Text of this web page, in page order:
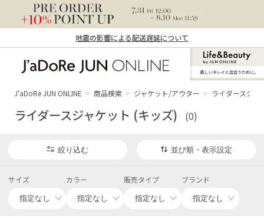
地震の影響による配送遅延について
ン オンライン）
新しいキレイと出合うために。
J'aDoRe JUN ONLINE 商品検索 ジャケット/アウター ライダースジャ
ライダースジャケット (キッズ) (0)
絞り込む 並び順・表示設定
サイズ カラー 販売タイプ ブランド